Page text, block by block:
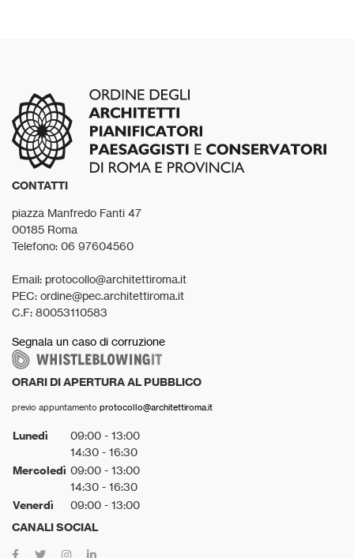
CONTATTI
piazza Manfredo Fanti 47
00185 Roma
Telefono: 06 97604560
Email: protocollo@architettiroma.it
PEC: ordine@pec.architettiroma.it
C.F: 80053110583
Segnala un caso di corruzione
ORARI DI APERTURA AL PUBBLICO
previo appuntamento protocollo@architettiroma.it
Lunedì
09:00 - 13:00
14:30 - 16:30
Mercoledì 09:00 - 13:00
14:30 - 16:30
Venerdì 09:00 - 13:00
CANALI SOCIAL